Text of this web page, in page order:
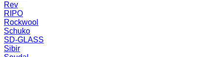
Rev
RIPO
Rockwool
Schuko
SD-GLASS
Sibir